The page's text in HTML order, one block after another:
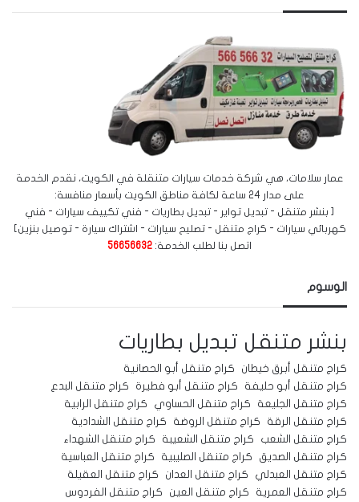
عمار سلامات، هي شركة خدمات سيارات متنقلة في الكويت، نقدم الخدمة
على مدار 24 ساعة لكافة مناطق الكويت بأسعار منافسة:
[ بنشر متنقل - تبديل تواير - تبديل بطاريات - فني تكييف سيارات - فني
كهربائي سيارات - كراج متنقل - تصليح سيارات - اشتراك سيارة - توصيل بنزين]
اتصل بنا لطلب الخدمة: 56656632
الوسوم
بنشر متنقل تبديل بطاريات
كراج متنقل أبرق خيطان
كراج متنقل أبو الحصانية
كراج متنقل أبو حليفة
كراج متنقل أبو فطيرة
كراج متنقل البدع
كراج متنقل الجليعة
كراج متنقل الحساوي
كراج متنقل الرابية
كراج متنقل الرقة
كراج متنقل الروضة
كراج متنقل الشدادية
كراج متنقل الشعب
كراج متنقل الشعيبة
كراج متنقل الشهداء
كراج متنقل الصديق
كراج متنقل الصليبية
كراج متنقل العباسية
كراج متنقل العبدلي
كراج متنقل العدان
كراج متنقل العقيلة
كراج متنقل العمرية
كراج متنقل العين
كراج متنقل الفردوس